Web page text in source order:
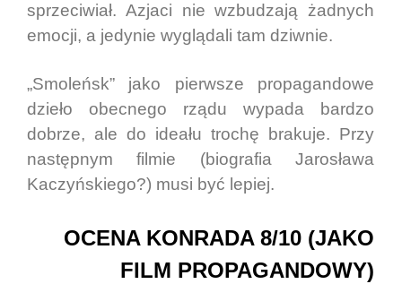
sprzeciwiał. Azjaci nie wzbudzają żadnych
emocji, a jedynie wyglądali tam dziwnie.
„Smoleńsk” jako pierwsze propagandowe
dzieło obecnego rządu wypada bardzo
dobrze, ale do ideału trochę brakuje. Przy
następnym filmie (biografia Jarosława
Kaczyńskiego?) musi być lepiej.
OCENA KONRADA 8/10 (JAKO
FILM PROPAGANDOWY)